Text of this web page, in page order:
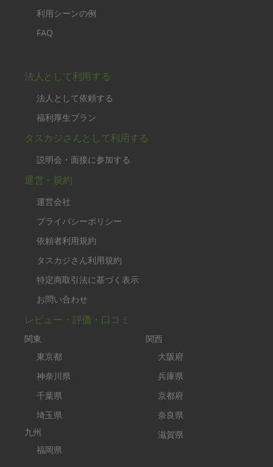
利用シーンの例
FAQ
法人として利用する
法人として依頼する
福利厚生プラン
タスカジさんとして利用する
説明会・面接に参加する
運営・規約
運営会社
プライバシーポリシー
依頼者利用規約
タスカジさん利用規約
特定商取引法に基づく表示
お問い合わせ
レビュー・評価・口コミ
関東
東京都
神奈川県
千葉県
埼玉県
九州
福岡県
関西
大阪府
兵庫県
京都府
奈良県
滋賀県